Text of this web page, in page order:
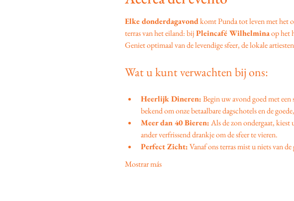
Elke donderdagavond komt Punda tot leven met het
terras van het eiland: bij Pleincafé Wilhelmina op het
Geniet optimaal van de levendige sfeer, de lokale
Wat u kunt verwachten bij ons:
Heerlijk Dineren: Begin uw avond goed met een
bekend om onze betaalbare dagschotels en de
Meer dan 40 Bieren: Als de zon ondergaat, kiest
ander verfrissend drankje om de sfeer te vieren.
Perfect Zicht: Vanaf ons terras mist u niets van
Mostrar más